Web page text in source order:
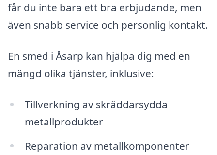
får du inte bara ett bra erbjudande, men
även snabb service och personlig kontakt.
En smed i Åsarp kan hjälpa dig med en
mängd olika tjänster, inklusive:
Tillverkning av skräddarsydda
metallprodukter
Reparation av metallkomponenter